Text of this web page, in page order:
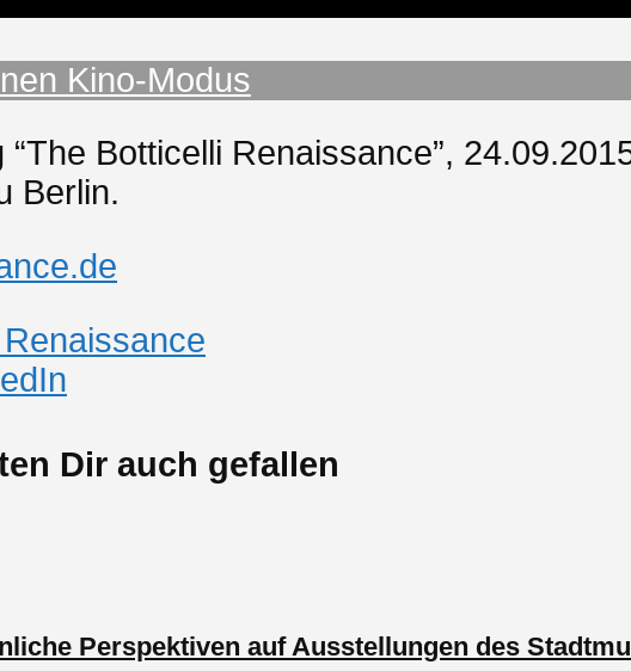
Kino-Modus
Botticelli Renaissance”,
Berlin.
Dir auch gefallen
Perspektiven auf Ausstellungen des